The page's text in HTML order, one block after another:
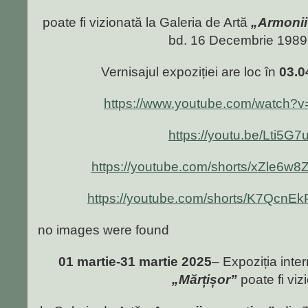
poate fi vizionată la Galeria de Artă
bd. 16 Decembrie
Vernisajul expoziției are loc în
https://www.youtube.com/
https://youtu.be/
https://youtube.com/shorts/
https://youtube.com/shorts/
no images were found
01 martie-31 martie 2025– Expoziția
„Mărțișor” poate fi